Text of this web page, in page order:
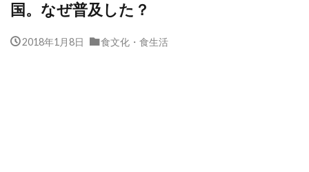
国。なぜ普及した？
2018年1月8日 食文化・食生活